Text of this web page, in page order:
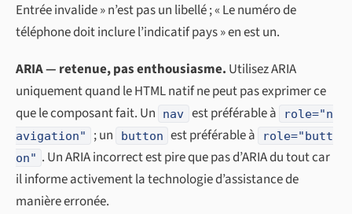
Entrée invalide » n’est pas un libellé ; « Le numéro de
téléphone doit inclure l’indicatif pays » en est un.
ARIA — retenue, pas enthousiasme. Utilisez ARIA
uniquement quand le HTML natif ne peut pas exprimer ce
que le composant fait. Un
nav est préférable à
role="n
avigation"
; un button est préférable à
role="butt
on" . Un ARIA incorrect est pire que pas d’ARIA du tout car
il informe activement la technologie d’assistance de
manière erronée.